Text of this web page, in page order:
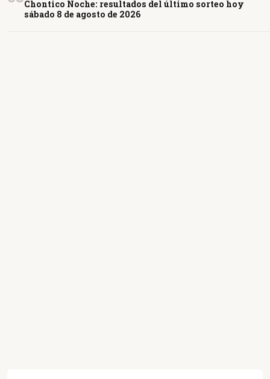
Chontico Noche: resultados del último sorteo hoy
sábado 8 de agosto de 2026